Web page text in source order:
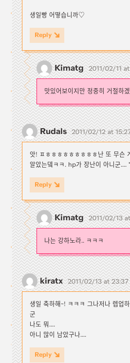
생일빵 어떻습니까♡
Reply
Kimatg 2011/02/11
맛있어보이지만 정중히 거절하
Rudals 2011/02/12 at
앗! ㅍㅎㅎㅎㅎㅎㅎㅎㅎㅎ난 또 무슨
알았는뎈ㅋㅋ. hp가 장난이 아니군....
Reply
Kimatg 2011/02/13
나는 강하노라.. ㅋㅋㅋ
kiratx 2011/02/13 at 23:37
생일 축하해~! ㅋㅋㅋ 그나저나 렙업
군
나도 뭐....
아니 많이 남았구나....
Reply